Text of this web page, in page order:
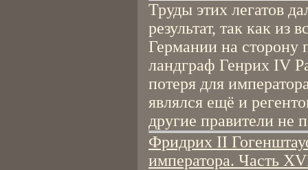
Труды этих легатов
результат, так как из
Германии на сторону
ландграф Генрих IV
потеря для
являлся ещё и
другие правители не
Фридрих II
императора. Часть